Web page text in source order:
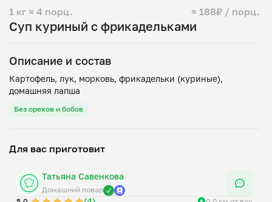
Суп куриный с фрикадельками
1 кг ≈ 4 порц. ≈ 188₽ / порц.
Описание и состав
Картофель, лук, морковь, фрикадельки (куриные),
Без орехов и бобов
Для вас приготовит
Татьяна Савенкова
Домашний повар